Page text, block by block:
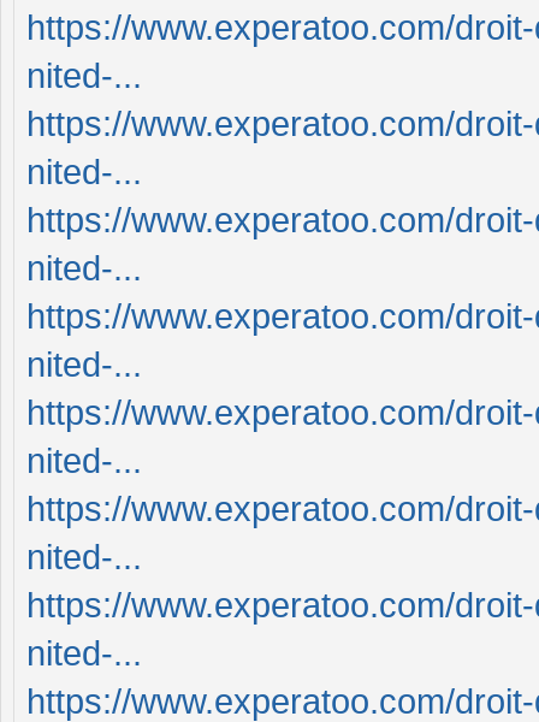
https://www.experatoo.com/
nited-...
https://www.experatoo.com/
nited-...
https://www.experatoo.com/
nited-...
https://www.experatoo.com/
nited-...
https://www.experatoo.com/
nited-...
https://www.experatoo.com/
nited-...
https://www.experatoo.com/
nited-...
https://www.experatoo.com/